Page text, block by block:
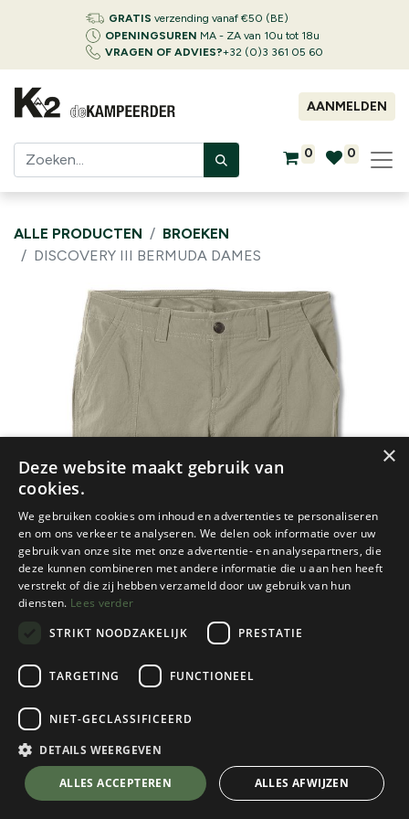
GRATIS verzending vanaf €50 (BE)
OPENINGSUREN MA - ZA van 10u tot 18u
VRAGEN OF ADVIES?+32 (0)3 361 05 60
AANMELDEN
0 0
ALLE PRODUCTEN
BROEKEN
DISCOVERY III BERMUDA DAMES
Royal Robbins
Discovery III Bermuda Dames
Sandstone
Kies een maat
💬 Stel je vraag over dit product via WhatsApp
×
Deze website maakt gebruik van
cookies.
We gebruiken cookies om inhoud en advertenties te personaliseren
en om ons verkeer te analyseren. We delen ook informatie over uw
gebruik van onze site met onze advertentie- en analysepartners, die
deze kunnen combineren met andere informatie die u aan hen heeft
verstrekt of die zij hebben verzameld door uw gebruik van hun
diensten. Lees verder
STRIKT NOODZAKELIJK
PRESTATIE
TARGETING FUNCTIONEEL
NIET-GECLASSIFICEERD
DETAILS WEERGEVEN
ALLES ACCEPTEREN ALLES AFWIJZEN